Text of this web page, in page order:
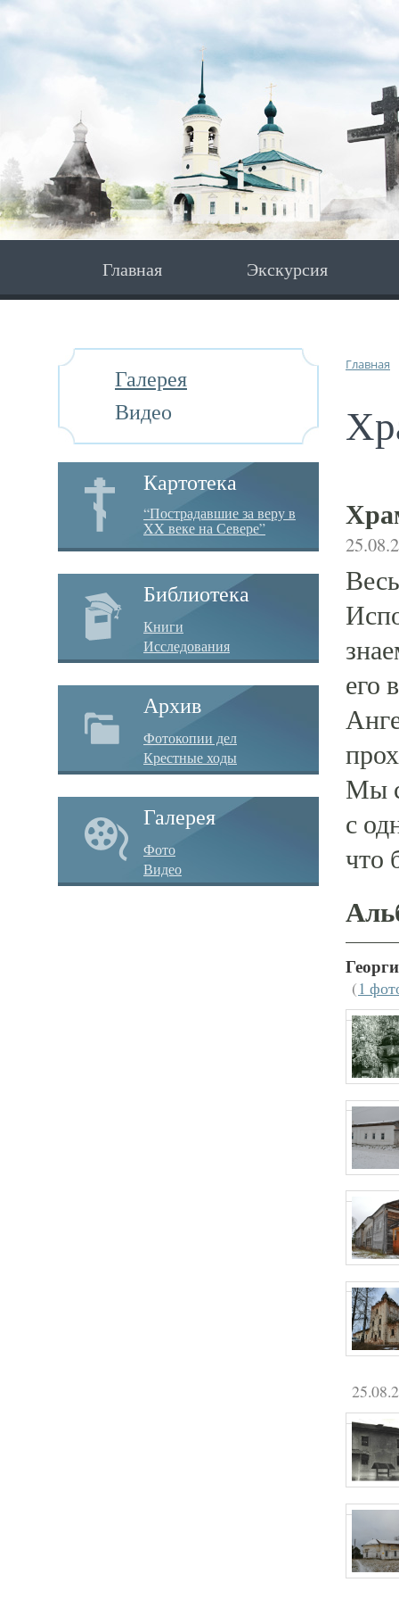
Главная Экскурсия
Галерея
Видео
Картотека
“Пострадавшие за веру в
XX веке на Севере”
Библиотека
Книги
Исследования
Архив
Фотокопии дел
Крестные ходы
Галерея
Фото
Видео
Главная
его
Мы
с
что
(1